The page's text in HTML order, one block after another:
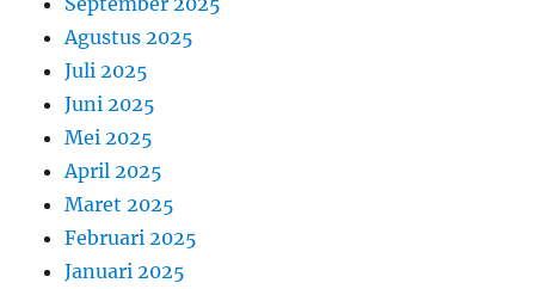
Agustus 2025
Juli 2025
Juni 2025
Mei 2025
April 2025
Maret 2025
Februari 2025
Januari 2025